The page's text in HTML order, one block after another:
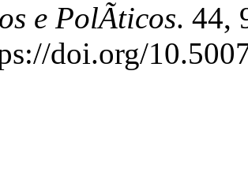
e PolÃ­ticos. 44,
doi.org/